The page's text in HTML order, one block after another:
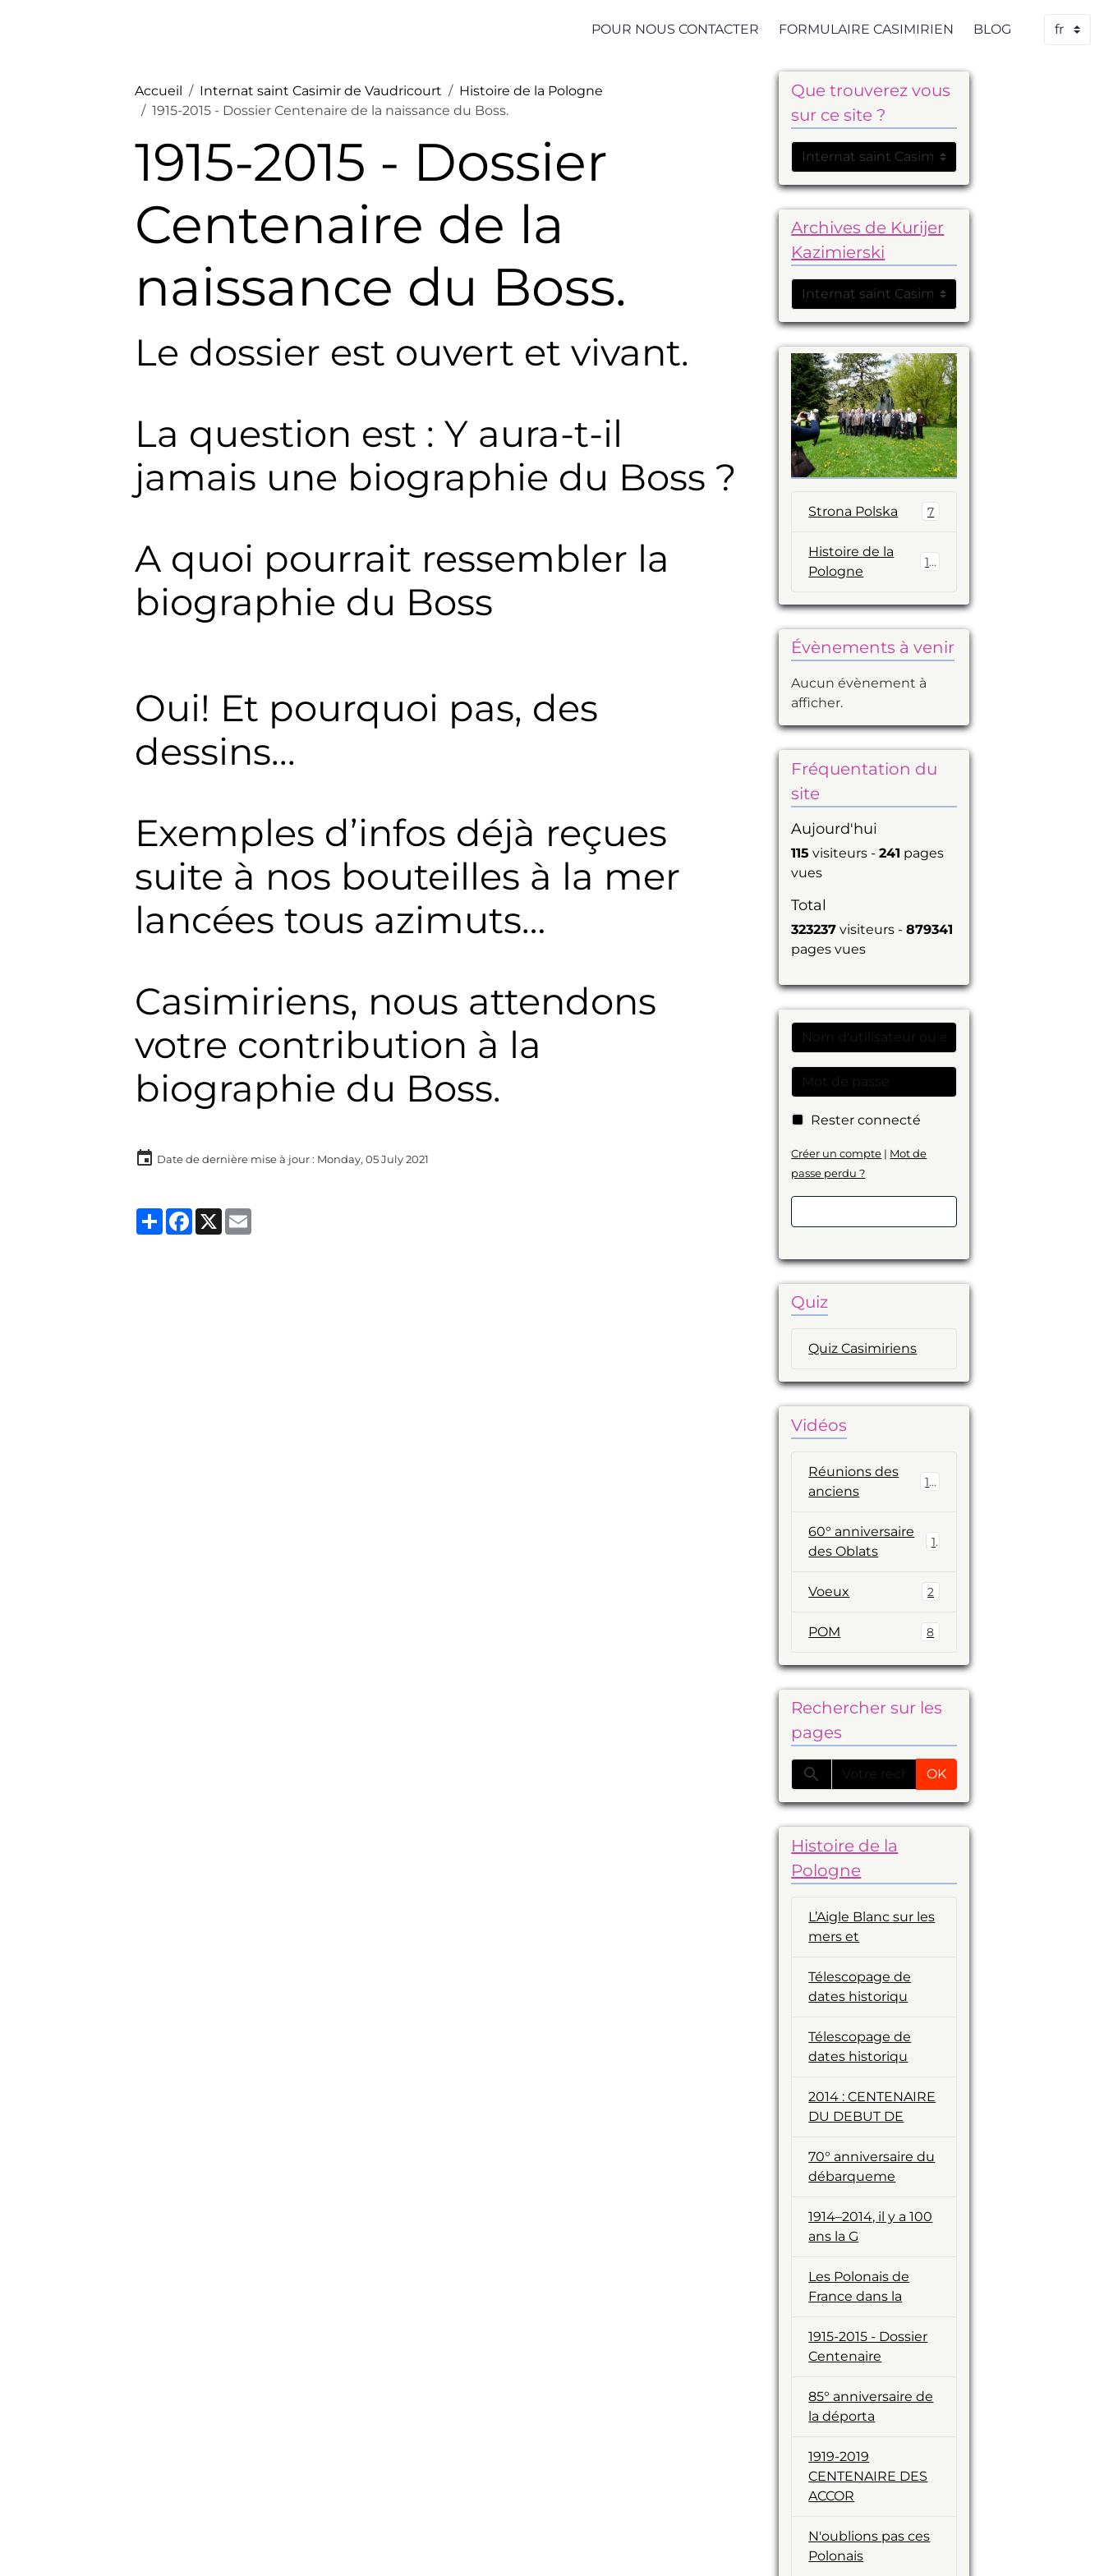
POUR NOUS CONTACTER FORMULAIRE CASIMIRIEN BLOG
Accueil Internat saint Casimir de Vaudricourt
Histoire de la Pologne
1915-2015 - Dossier Centenaire de la naissance du Boss.
1915-2015 - Dossier
Centenaire de la
naissance du Boss.
Le dossier est ouvert et vivant.
La question est : Y aura-t-il
jamais une biographie du Boss ?
A quoi pourrait ressembler la
biographie du Boss
Oui! Et pourquoi pas, des
dessins...
Exemples d’infos déjà reçues
suite à nos bouteilles à la mer
lancées tous azimuts…
Casimiriens, nous attendons
votre contribution à la
biographie du Boss.
Date de dernière mise à jour : Monday, 05 July 2021
PartagerFacebook
X
Que trouverez vous
sur ce site ?
Archives de Kurijer
Kazimierski
Strona Polska 7
Histoire de la
Pologne
14
Évènements à venir
Aucun évènement à
afficher.
Fréquentation du
site
Aujourd'hui
115 visiteurs -241 pages
vues
Total
323237 visiteurs -879341
pages vues
Rester connecté
Créer un compte | Mot de
passe perdu ?
Quiz
Quiz Casimiriens
Vidéos
Réunions des
anciens
19
60° anniversaire
des Oblats
1
Voeux 2
POM 8
Rechercher sur les
pages
OK
Histoire de la
Pologne
L’Aigle Blanc sur les
mers et
Télescopage de
dates historiqu
Télescopage de
dates historiqu
2014 : CENTENAIRE
DU DEBUT DE
70° anniversaire du
débarqueme
1914–2014, il y a 100
ans la G
Les Polonais de
France dans la
1915-2015 - Dossier
Centenaire
85° anniversaire de
la déporta
1919-2019
CENTENAIRE DES
ACCOR
N'oublions pas ces
Polonais